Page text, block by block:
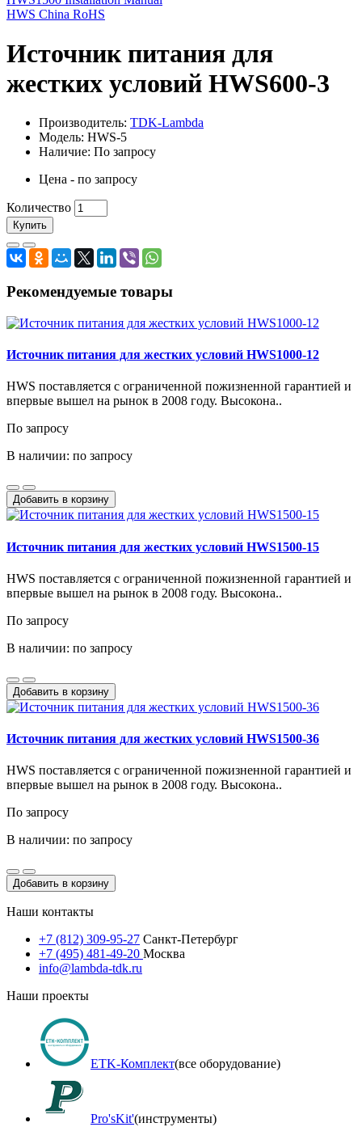
HWS China RoHS
Источник питания для
жестких условий HWS600-3
Производитель: TDK-Lambda
Модель: HWS-5
Наличие: По запросу
Цена - по запросу
Количество
Купить
Рекомендуемые товары
Источник питания для жестких условий HWS1000-12
HWS поставляется с ограниченной пожизненной гарантией и
впервые вышел на рынок в 2008 году. Высокона..
По запросу
В наличии: по запросу
Добавить в корзину
Источник питания для жестких условий HWS1500-15
HWS поставляется с ограниченной пожизненной гарантией и
впервые вышел на рынок в 2008 году. Высокона..
По запросу
В наличии: по запросу
Добавить в корзину
Источник питания для жестких условий HWS1500-36
HWS поставляется с ограниченной пожизненной гарантией и
впервые вышел на рынок в 2008 году. Высокона..
По запросу
В наличии: по запросу
Добавить в корзину
Наши контакты
+7 (812) 309-95-27 Санкт-Петербург
+7 (495) 481-49-20 Москва
info@lambda-tdk.ru
Наши проекты
ETK-Комплект(все оборудование)
Pro'sKit'(инструменты)